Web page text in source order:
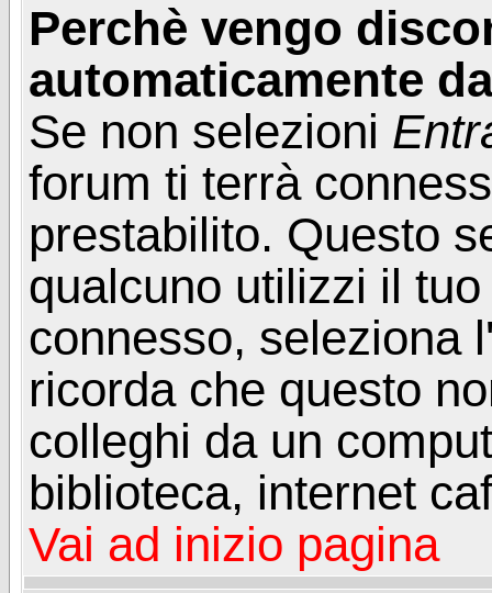
Perchè vengo
automaticamente
Se non selezioni
forum ti terrà
prestabilito. Questo
qualcuno utilizzi il
connesso, seleziona
ricorda che questo
colleghi da un
biblioteca, internet
Vai ad inizio pagina